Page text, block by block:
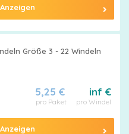
Anzeigen
Größe 3 - 22 Windeln
inf €
pro Windel
5,25 €
pro Paket
Anzeigen